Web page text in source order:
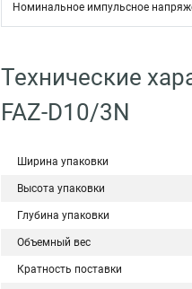
Номинальное импульсное
Технические
FAZ-D10/3N
Ширина упаковки
Высота упаковки
Глубина упаковки
Объемный вес
Кратность поставки